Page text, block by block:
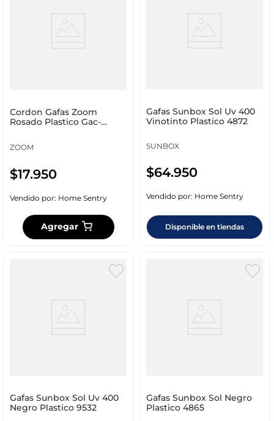
Cordon Gafas Zoom
Rosado Plastico Gac-
ZOOM
$17.950
Vendido por: Home Sentry
Agregar
Gafas Sunbox Sol Uv 400
Vinotinto Plastico 4872
SUNBOX
$64.950
Vendido por: Home Sentry
Disponible en tiendas
Gafas Sunbox Sol Uv 400
Negro Plastico 9532
Gafas Sunbox Sol Negro
Plastico 4865